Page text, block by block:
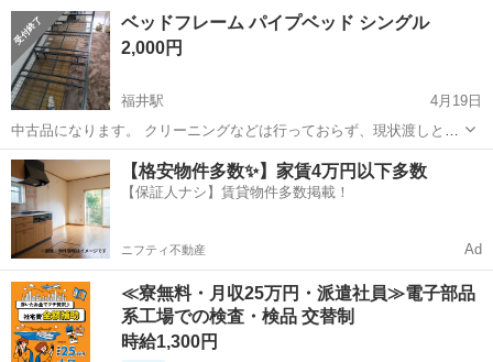
福井 福井市 福井駅 ゲン
ベッドフレーム パイプベッド シングル
2,000円
福井駅
4月19日
中古品になります。 クリーニングなどは行っておらず、現状渡しとな
ります。
福井 福井市 福井駅 ベッド パイプベッドフレーム
【格安物件多数✨】家賃4万円以下多数
【保証人ナシ】賃貸物件多数掲載！
ニフティ不動産 Ad
≪寮無料・月収25万円・派遣社員≫電子部品
系工場での検査・検品 交替制
時給1,300円